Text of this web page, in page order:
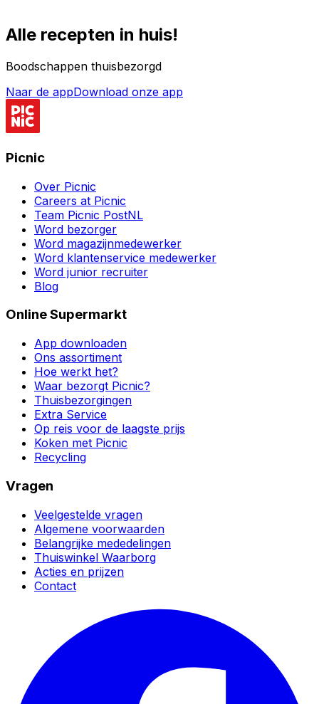
Alle recepten in huis!
Boodschappen thuisbezorgd
Naar de appDownload onze app
Picnic
Over Picnic
Careers at Picnic
Team Picnic PostNL
Word bezorger
Word magazijnmedewerker
Word klantenservice medewerker
Word junior recruiter
Blog
Online Supermarkt
App downloaden
Ons assortiment
Hoe werkt het?
Waar bezorgt Picnic?
Thuisbezorgingen
Extra Service
Op reis voor de laagste prijs
Koken met Picnic
Recycling
Vragen
Veelgestelde vragen
Algemene voorwaarden
Belangrijke mededelingen
Thuiswinkel Waarborg
Acties en prijzen
Contact